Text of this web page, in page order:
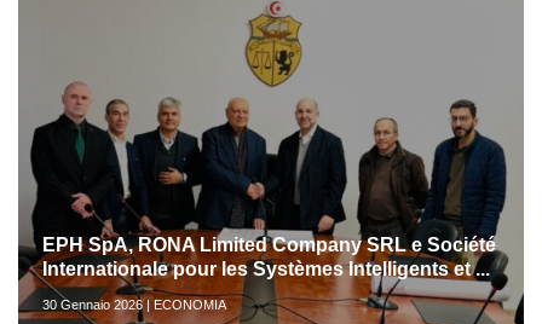
EPH SpA, RONA Limited Company SRL e Société
Internationale pour les Systèmes Intelligents et ...
30 Gennaio 2026 | ECONOMIA